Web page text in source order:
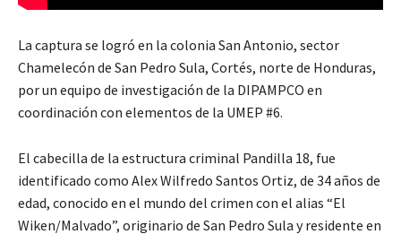
La captura se logró en la colonia San Antonio, sector
Chamelecón de San Pedro Sula, Cortés, norte de Honduras,
por un equipo de investigación de la DIPAMPCO en
coordinación con elementos de la UMEP #6.
El cabecilla de la estructura criminal Pandilla 18, fue
identificado como Alex Wilfredo Santos Ortiz, de 34 años de
edad, conocido en el mundo del crimen con el alias “El
Wiken/Malvado”, originario de San Pedro Sula y residente en